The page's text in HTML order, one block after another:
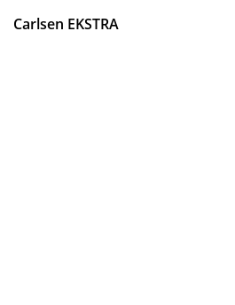
Carlsen EKSTRA